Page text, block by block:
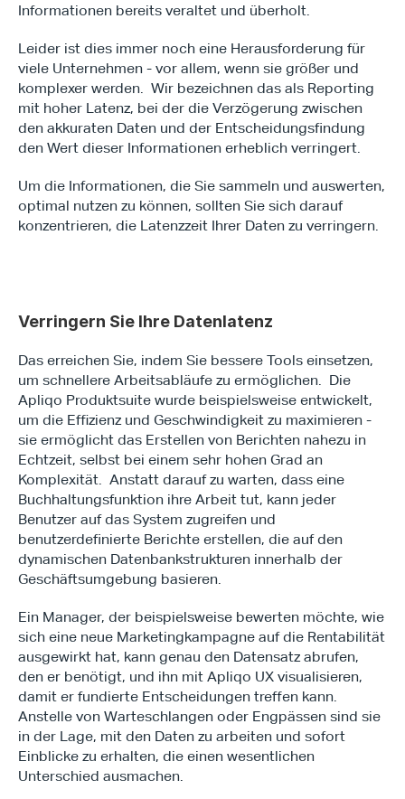
Informationen bereits veraltet und überholt.
Leider ist dies immer noch eine Herausforderung für
viele Unternehmen - vor allem, wenn sie größer und
komplexer werden.  Wir bezeichnen das als Reporting
mit hoher Latenz, bei der die Verzögerung zwischen
den akkuraten Daten und der Entscheidungsfindung
den Wert dieser Informationen erheblich verringert.
Um die Informationen, die Sie sammeln und auswerten,
optimal nutzen zu können, sollten Sie sich darauf
konzentrieren, die Latenzzeit Ihrer Daten zu verringern.
Verringern Sie Ihre Datenlatenz
Das erreichen Sie, indem Sie bessere Tools einsetzen,
um schnellere Arbeitsabläufe zu ermöglichen.  Die
Apliqo Produktsuite wurde beispielsweise entwickelt,
um die Effizienz und Geschwindigkeit zu maximieren -
sie ermöglicht das Erstellen von Berichten nahezu in
Echtzeit, selbst bei einem sehr hohen Grad an
Komplexität.  Anstatt darauf zu warten, dass eine
Buchhaltungsfunktion ihre Arbeit tut, kann jeder
Benutzer auf das System zugreifen und
benutzerdefinierte Berichte erstellen, die auf den
dynamischen Datenbankstrukturen innerhalb der
Geschäftsumgebung basieren.
Ein Manager, der beispielsweise bewerten möchte, wie
sich eine neue Marketingkampagne auf die Rentabilität
ausgewirkt hat, kann genau den Datensatz abrufen,
den er benötigt, und ihn mit Apliqo UX visualisieren,
damit er fundierte Entscheidungen treffen kann.
Anstelle von Warteschlangen oder Engpässen sind sie
in der Lage, mit den Daten zu arbeiten und sofort
Einblicke zu erhalten, die einen wesentlichen
Unterschied ausmachen.